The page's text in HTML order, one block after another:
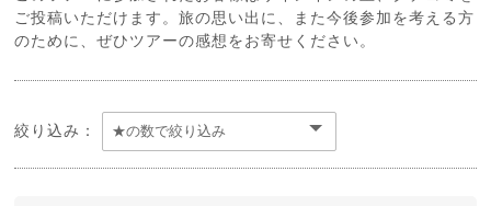
ご投稿いただけます。旅の思い出に、また今後参加を考える方
のために、ぜひツアーの感想をお寄せください。
絞り込み：